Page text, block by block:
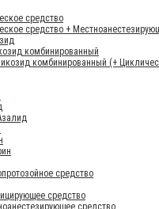
средство
средство +
комбинированный
комбинированный (+
средство
средство
средство